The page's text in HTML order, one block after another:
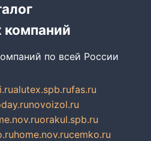
по всей России
alutex.spb.rufas.ru
novoizol.ru
orakul.spb.ru
home.nov.rucemko.ru